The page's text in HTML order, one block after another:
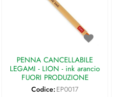
PENNA CANCELLABILE
LEGAMI - LION - ink arancio
FUORI PRODUZIONE
Codice: EP0017